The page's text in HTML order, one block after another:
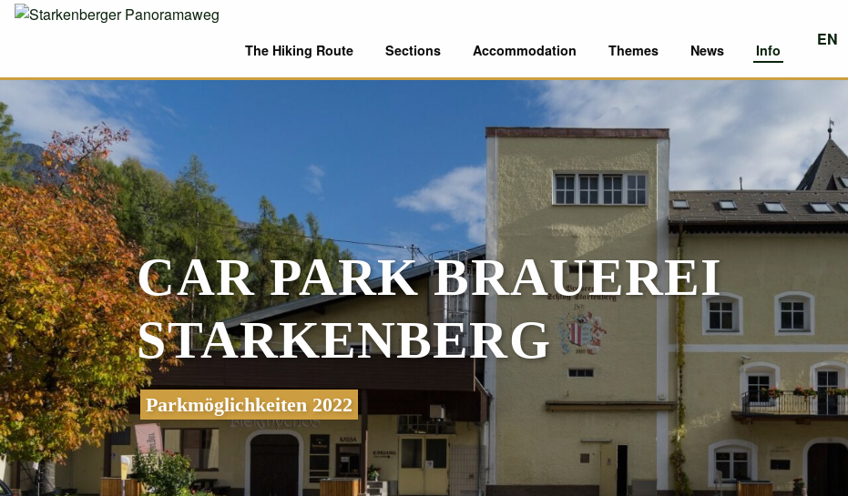
EN
DE
The Hiking Route Sections Accommodation Themes News Info
CAR PARK BRAUEREI
STARKENBERG
Parkmöglichkeiten 2022